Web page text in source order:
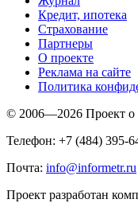
Кредит, ипотека
Страхование
Партнеры
O проекте
Реклама на сайте
Политика
© 2006—2026 Проект о
Телефон: +7 (484) 395-
Почта: info@informetr.ru
Проект разработан